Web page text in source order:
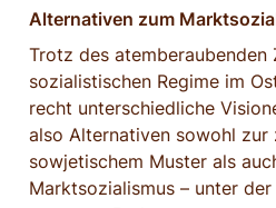
Alternativen zum
Trotz des atemberaubenden
sozialistischen Regime im
recht unterschiedliche
also Alternativen sowohl zur
sowjetischem Muster als
Marktsozialismus – unter